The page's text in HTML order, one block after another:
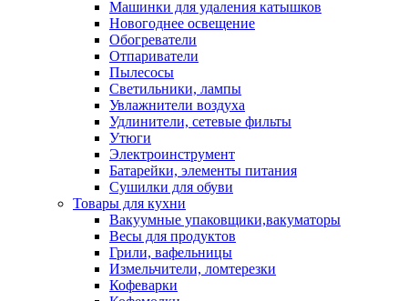
Машинки для удаления катышков
Новогоднее освещение
Обогреватели
Отпариватели
Пылесосы
Светильники, лампы
Увлажнители воздуха
Удлинители, сетевые фильты
Утюги
Электроинструмент
Батарейки, элементы питания
Сушилки для обуви
Товары для кухни
Вакуумные упаковщики,вакуматоры
Весы для продуктов
Грили, вафельницы
Измельчители, ломтерезки
Кофеварки